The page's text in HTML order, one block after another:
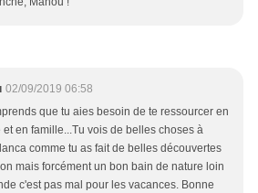
02/09/2019 06:58
que tu aies besoin de te ressourcer en
et en famille...Tu vois de belles choses à
comme tu as fait de belles découvertes
mais forcément un bon bain de nature loin
c'est pas mal pour les vacances. Bonne